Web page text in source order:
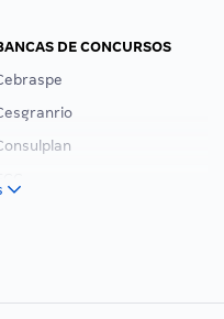
DE CONCURSOS